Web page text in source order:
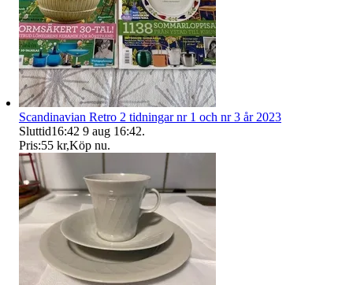
Scandinavian Retro 2 tidningar nr 1 och nr 3 år 2023
Sluttid16:42 9 aug 16:42.
Pris:55 kr,Köp nu.